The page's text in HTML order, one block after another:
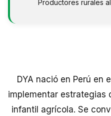
Productores rurales
DYA nació en Perú en
implementar estrategias
infantil agrícola. Se